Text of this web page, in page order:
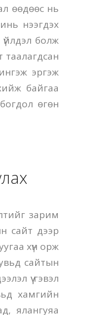
өөдөөс нь
нээгдэх
болж
таалагдсан
эргэж
байгаа
өгөн
зарим
сайт дээр
хүн орж
сайтын
үү гэвэл
хамгийн
ялангуяа